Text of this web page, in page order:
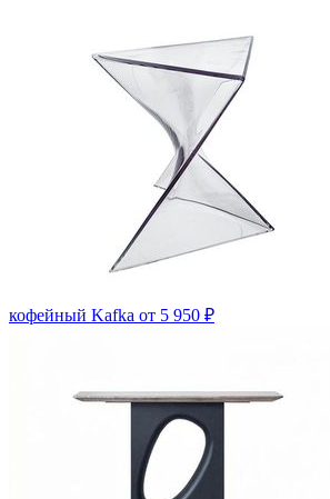
кофейный Kafka от 5 950 ₽